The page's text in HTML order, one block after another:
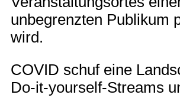
unbegrenzten Publikum
wird.
COVID schuf eine
Do-it-yourself-Streams